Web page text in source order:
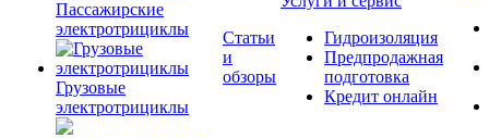
Пассажирские
электротрициклы
Грузовые
электротрициклы
Статьи
и
обзоры
Гидроизоляция
Предпродажная
подготовка
Кредит онлайн